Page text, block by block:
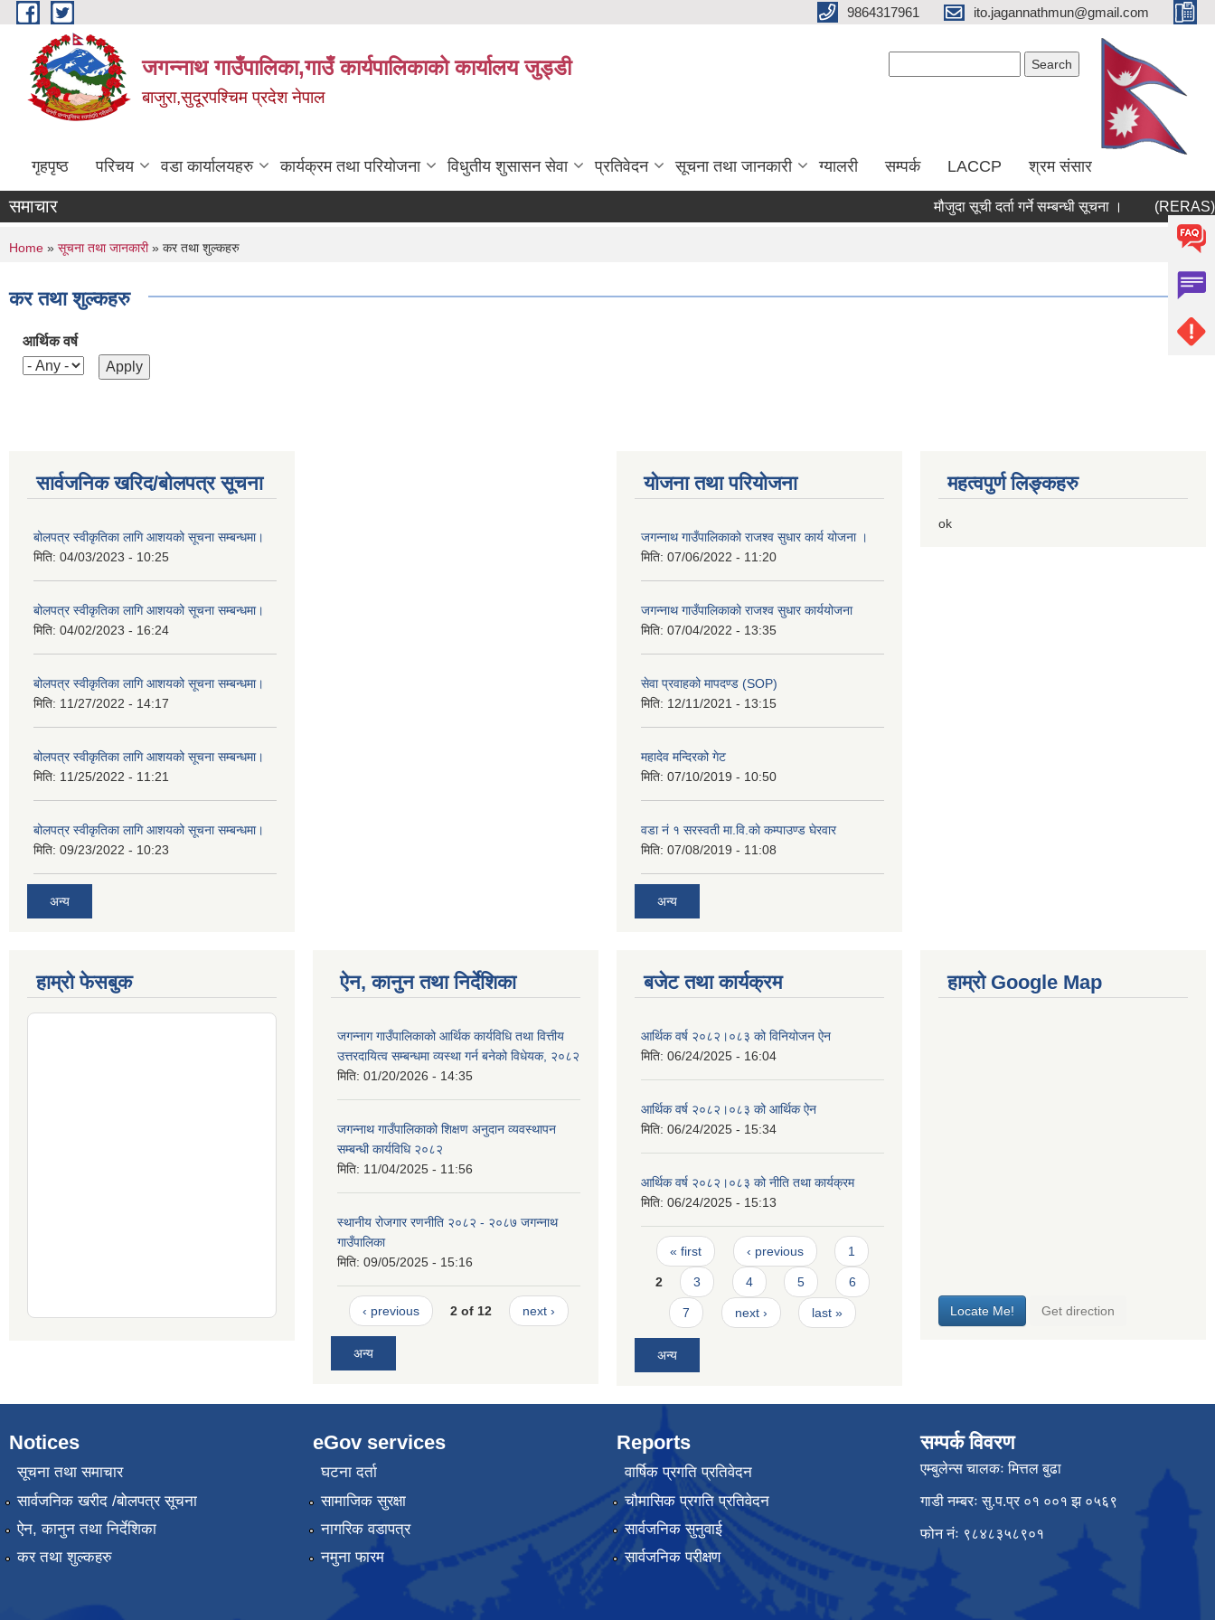
Skip to main content 9864317961 ito.jagannathmun@gmail.com
जगन्नाथ गाउँपालिका,गाउँ कार्यपालिकाको कार्यालय जुड्डी
बाजुरा,सुदूरपश्चिम प्रदेश नेपाल
गृहपृष्ठ परिचय वडा कार्यालयहरु कार्यक्रम तथा परियोजना विधुतीय शुसासन सेवा प्रतिवेदन सूचना तथा जानकारी ग्यालरी सम्पर्क LACCP श्रम संसार
समाचार मौजुदा सूची दर्ता गर्ने सम्बन्धी सूचना । (RERAS)
You are here
Home » सूचना तथा जानकारी» कर तथा शुल्कहरु
कर तथा शुल्कहरु
आर्थिक वर्ष
सार्वजनिक खरिद/बोलपत्र सूचना
बोलपत्र स्वीकृतिका लागि आशयको सूचना सम्बन्धमा।
मिति: 04/03/2023 - 10:25
बोलपत्र स्वीकृतिका लागि आशयको सूचना सम्बन्धमा।
मिति: 04/02/2023 - 16:24
बोलपत्र स्वीकृतिका लागि आशयको सूचना सम्बन्धमा।
मिति: 11/27/2022 - 14:17
बोलपत्र स्वीकृतिका लागि आशयको सूचना सम्बन्धमा।
मिति: 11/25/2022 - 11:21
बोलपत्र स्वीकृतिका लागि आशयको सूचना सम्बन्धमा।
मिति: 09/23/2022 - 10:23
अन्य
योजना तथा परियोजना
जगन्नाथ गाउँपालिकाको राजश्व सुधार कार्य योजना ।
मिति: 07/06/2022 - 11:20
जगन्नाथ गाउँपालिकाको राजश्व सुधार कार्ययोजना
मिति: 07/04/2022 - 13:35
सेवा प्रवाहको मापदण्ड (SOP)
मिति: 12/11/2021 - 13:15
महादेव मन्दिरको गेट
मिति: 07/10/2019 - 10:50
वडा नं १ सरस्वती मा.वि.काे कम्पाउण्ड घेरवार
मिति: 07/08/2019 - 11:08
अन्य
महत्वपुर्ण लिङ्कहरु
ok
हाम्रो फेसबुक ऐन, कानुन तथा निर्देशिका
जगन्नाग गाउँपालिकाको आर्थिक कार्यविधि तथा वित्तीय
उत्तरदायित्व सम्बन्धमा व्यस्था गर्न बनेको विधेयक, २०८२
मिति: 01/20/2026 - 14:35
जगन्नाथ गाउँपालिकाको शिक्षण अनुदान व्यवस्थापन
सम्बन्धी कार्यविधि २०८२
मिति: 11/04/2025 - 11:56
स्थानीय रोजगार रणनीति २०८२ - २०८७ जगन्नाथ
गाउँपालिका
मिति: 09/05/2025 - 15:16
‹ previous 2 of 12 next ›
अन्य
बजेट तथा कार्यक्रम
आर्थिक वर्ष २०८२।०८३ को विनियोजन ऐन
मिति: 06/24/2025 - 16:04
आर्थिक वर्ष २०८२।०८३ को आर्थिक ऐन
मिति: 06/24/2025 - 15:34
आर्थिक वर्ष २०८२।०८३ को नीति तथा कार्यक्रम
मिति: 06/24/2025 - 15:13
Pages
« first ‹ previous 1
2 3 4 5 6
7 next › last »
अन्य
हाम्रो Google Map
Notices
सूचना तथा समाचार
सार्वजनिक खरीद /बोलपत्र सूचना
ऐन, कानुन तथा निर्देशिका
कर तथा शुल्कहरु
eGov services
घटना दर्ता
सामाजिक सुरक्षा
नागरिक वडापत्र
नमुना फारम
Reports
वार्षिक प्रगति प्रतिवेदन
चौमासिक प्रगति प्रतिवेदन
सार्वजनिक सुनुवाई
सार्वजनिक परीक्षण
सम्पर्क विवरण
एम्बुलेन्स चालकः मित्तल बुढा
गाडी नम्बरः सु.प.प्र ०१ ००१ झ ०५६९
फोन नंः ९८४८३५८९०१